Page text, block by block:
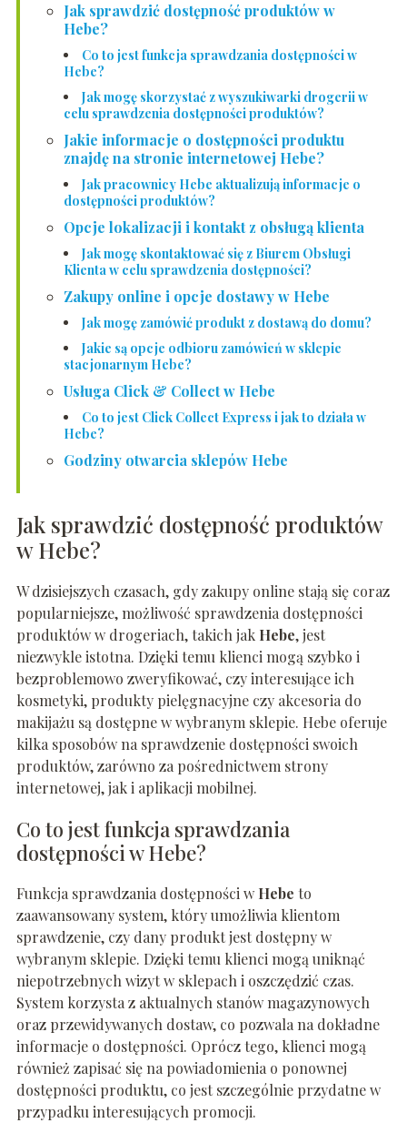
Jak sprawdzić dostępność produktów w
Hebe?
Co to jest funkcja sprawdzania dostępności w
Hebe?
Jak mogę skorzystać z wyszukiwarki drogerii w
celu sprawdzenia dostępności produktów?
Jakie informacje o dostępności produktu
znajdę na stronie internetowej Hebe?
Jak pracownicy Hebe aktualizują informacje o
dostępności produktów?
Opcje lokalizacji i kontakt z obsługą klienta
Jak mogę skontaktować się z Biurem Obsługi
Klienta w celu sprawdzenia dostępności?
Zakupy online i opcje dostawy w Hebe
Jak mogę zamówić produkt z dostawą do domu?
Jakie są opcje odbioru zamówień w sklepie
stacjonarnym Hebe?
Usługa Click & Collect w Hebe
Co to jest Click Collect Express i jak to działa w
Hebe?
Godziny otwarcia sklepów Hebe
Jak sprawdzić dostępność produktów
w Hebe?
W dzisiejszych czasach, gdy zakupy online stają się coraz
popularniejsze, możliwość sprawdzenia dostępności
produktów w drogeriach, takich jak Hebe, jest
niezwykle istotna. Dzięki temu klienci mogą szybko i
bezproblemowo zweryfikować, czy interesujące ich
kosmetyki, produkty pielęgnacyjne czy akcesoria do
makijażu są dostępne w wybranym sklepie. Hebe oferuje
kilka sposobów na sprawdzenie dostępności swoich
produktów, zarówno za pośrednictwem strony
internetowej, jak i aplikacji mobilnej.
Co to jest funkcja sprawdzania
dostępności w Hebe?
Funkcja sprawdzania dostępności w Hebe to
zaawansowany system, który umożliwia klientom
sprawdzenie, czy dany produkt jest dostępny w
wybranym sklepie. Dzięki temu klienci mogą uniknąć
niepotrzebnych wizyt w sklepach i oszczędzić czas.
System korzysta z aktualnych stanów magazynowych
oraz przewidywanych dostaw, co pozwala na dokładne
informacje o dostępności. Oprócz tego, klienci mogą
również zapisać się na powiadomienia o ponownej
dostępności produktu, co jest szczególnie przydatne w
przypadku interesujących promocji.